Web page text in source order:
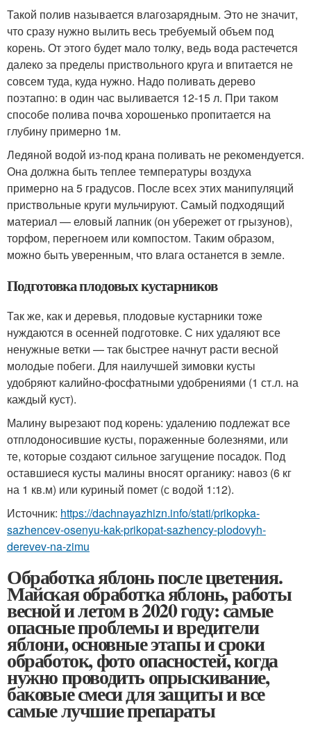
Такой полив называется влагозарядным. Это не значит,
что сразу нужно вылить весь требуемый объем под
корень. От этого будет мало толку, ведь вода растечется
далеко за пределы приствольного круга и впитается не
совсем туда, куда нужно. Надо поливать дерево
поэтапно: в один час выливается 12-15 л. При таком
способе полива почва хорошенько пропитается на
глубину примерно 1м.
Ледяной водой из-под крана поливать не рекомендуется.
Она должна быть теплее температуры воздуха
примерно на 5 градусов. После всех этих манипуляций
приствольные круги мульчируют. Самый подходящий
материал — еловый лапник (он убережет от грызунов),
торфом, перегноем или компостом. Таким образом,
можно быть уверенным, что влага останется в земле.
Подготовка плодовых кустарников
Так же, как и деревья, плодовые кустарники тоже
нуждаются в осенней подготовке. С них удаляют все
ненужные ветки — так быстрее начнут расти весной
молодые побеги. Для наилучшей зимовки кусты
удобряют калийно-фосфатными удобрениями (1 ст.л. на
каждый куст).
Малину вырезают под корень: удалению подлежат все
отплодоносившие кусты, пораженные болезнями, или
те, которые создают сильное загущение посадок. Под
оставшиеся кусты малины вносят органику: навоз (6 кг
на 1 кв.м) или куриный помет (с водой 1:12).
Источник: https://dachnayazhizn.info/stati/prikopka-
sazhencev-osenyu-kak-prikopat-sazhency-plodovyh-
derevev-na-zimu
Обработка яблонь после цветения.
Майская обработка яблонь, работы
весной и летом в 2020 году: самые
опасные проблемы и вредители
яблони, основные этапы и сроки
обработок, фото опасностей, когда
нужно проводить опрыскивание,
баковые смеси для защиты и все
самые лучшие препараты